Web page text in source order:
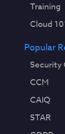
Training
Cloud
Popular
Security
CCM
CAIQ
STAR